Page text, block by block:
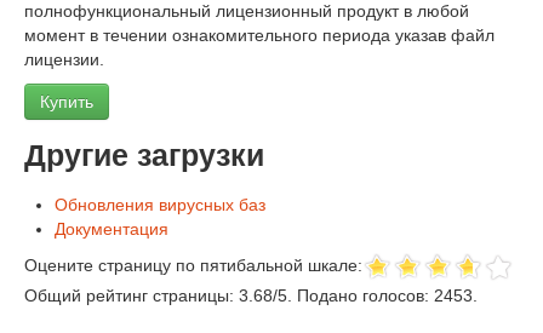
полнофункциональный лицензионный продукт в любой
момент в течении ознакомительного периода указав файл
лицензии.
Купить
Другие загрузки
Обновления вирусных баз
Документация
Оцените страницу по пятибальной шкале:
Общий рейтинг страницы: 3.68/5 . Подано голосов: 2453